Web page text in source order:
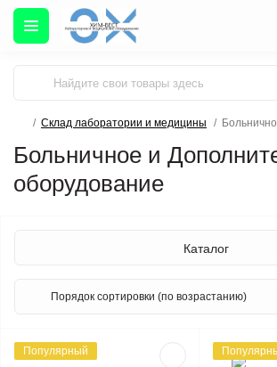
Склад лаборатории и медицины
Больничное и
оборудование
Каталог
Популярный